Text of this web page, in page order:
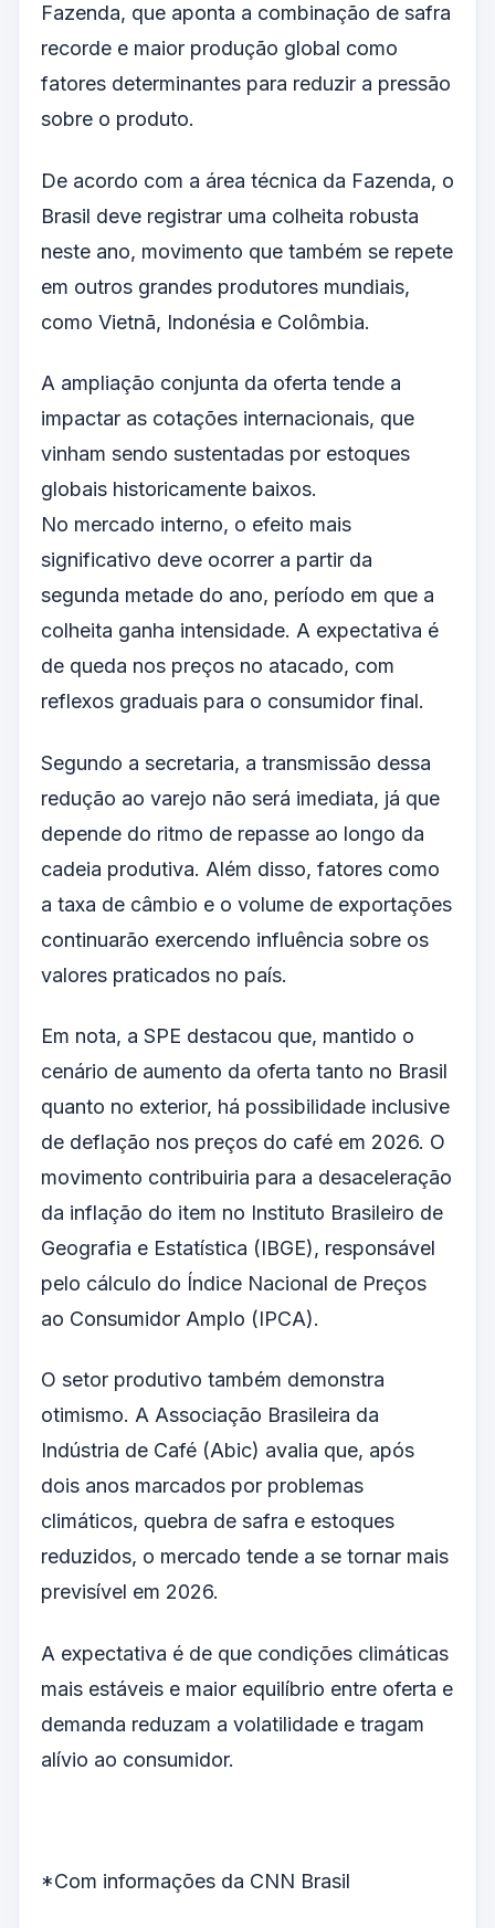
Fazenda, que aponta a combinação de safra
recorde e maior produção global como
fatores determinantes para reduzir a pressão
sobre o produto.
De acordo com a área técnica da Fazenda, o
Brasil deve registrar uma colheita robusta
neste ano, movimento que também se repete
em outros grandes produtores mundiais,
como Vietnã, Indonésia e Colômbia.
A ampliação conjunta da oferta tende a
impactar as cotações internacionais, que
vinham sendo sustentadas por estoques
globais historicamente baixos.
No mercado interno, o efeito mais
significativo deve ocorrer a partir da
segunda metade do ano, período em que a
colheita ganha intensidade. A expectativa é
de queda nos preços no atacado, com
reflexos graduais para o consumidor final.
Segundo a secretaria, a transmissão dessa
redução ao varejo não será imediata, já que
depende do ritmo de repasse ao longo da
cadeia produtiva. Além disso, fatores como
a taxa de câmbio e o volume de exportações
continuarão exercendo influência sobre os
valores praticados no país.
Em nota, a SPE destacou que, mantido o
cenário de aumento da oferta tanto no Brasil
quanto no exterior, há possibilidade inclusive
de deflação nos preços do café em 2026. O
movimento contribuiria para a desaceleração
da inflação do item no Instituto Brasileiro de
Geografia e Estatística (IBGE), responsável
pelo cálculo do Índice Nacional de Preços
ao Consumidor Amplo (IPCA).
O setor produtivo também demonstra
otimismo. A Associação Brasileira da
Indústria de Café (Abic) avalia que, após
dois anos marcados por problemas
climáticos, quebra de safra e estoques
reduzidos, o mercado tende a se tornar mais
previsível em 2026.
A expectativa é de que condições climáticas
mais estáveis e maior equilíbrio entre oferta e
demanda reduzam a volatilidade e tragam
alívio ao consumidor.
*Com informações da CNN Brasil